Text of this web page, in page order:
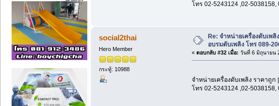
โทร 02-5243124 ,02-5038158,
social2thai
Hero Member
กระทู้: 10988
Re: จำหน่ายเครื่องดับเพ
อบรมดับเพลิง โทร 089-
« ตอบกลับ #32 เมื่อ: วันที่ 6 มิถุนายน
จำหน่ายเครื่องดับเพลิง ราคาถูก
โทร 02-5243124 ,02-5038158,